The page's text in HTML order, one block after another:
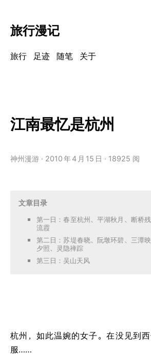
旅行漫记
旅行 足迹 随笔 关于
江南最忆是杭州
神州漫游 2010年4 月 15 日 18925 阅
文章目录
第一日：春至杭州、平湖秋月、断桥
流霞
第二日：苏堤春晓、阮墩环碧、三潭
夕照、灵隐禅踪
第三日：吴山天风
杭州，如此温婉的女子。在没见到
服……